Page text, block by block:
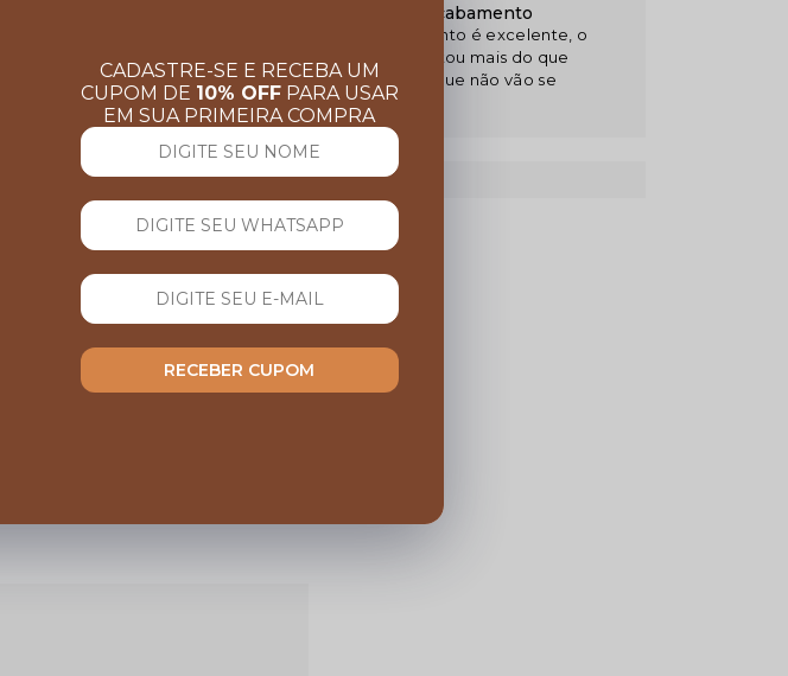
Linda jaqueta excelente acabamento
Amei a jaqueta, o atendimento é excelente, o
material é incomparável, estou mais do que
satisfeito, podem comprar que não vão se
arrepender
Raoni Rodrigo da silva Linda jaqueta excelente acabamento
Amei a jaqueta, o atendimento é excelente, o
satisfeito, podem comprar que não vão se
arrepender
CADASTRE-SE E RECEBA UM
CUPOM DE 10% OFFPARA USAR
EM SUA PRIMEIRA COMPRA
RECEBER CUPOM